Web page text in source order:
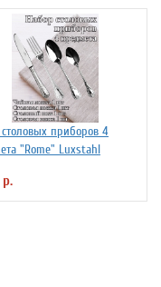
приборов 4
"Rome" Luxstahl